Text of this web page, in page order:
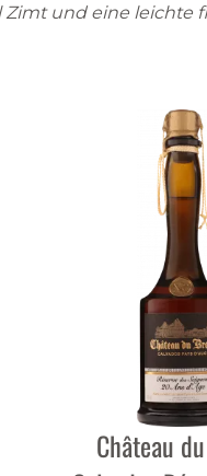
und eine leichte
Château